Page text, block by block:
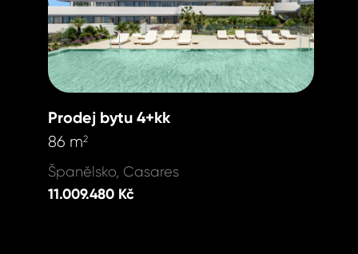
Prodej bytu 4+kk
86 m2
Španělsko, Casares
11.009.480 Kč